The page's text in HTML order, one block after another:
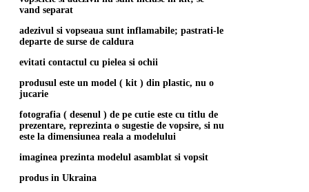
vand separat
adezivul si vopseaua sunt inflamabile; pastrati-le
departe de surse de caldura
evitati contactul cu pielea si ochii
produsul este un model ( kit ) din plastic, nu o
jucarie
fotografia ( desenul ) de pe cutie este cu titlu de
prezentare, reprezinta o sugestie de vopsire, si nu
este la dimensiunea reala a modelului
imaginea prezinta modelul asamblat si vopsit
produs in Ukraina